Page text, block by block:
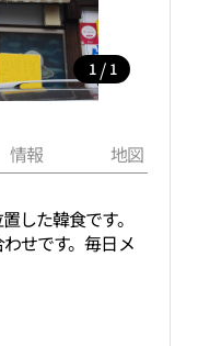
1 / 1
情報 地図
した韓食です。
せです。毎日メ